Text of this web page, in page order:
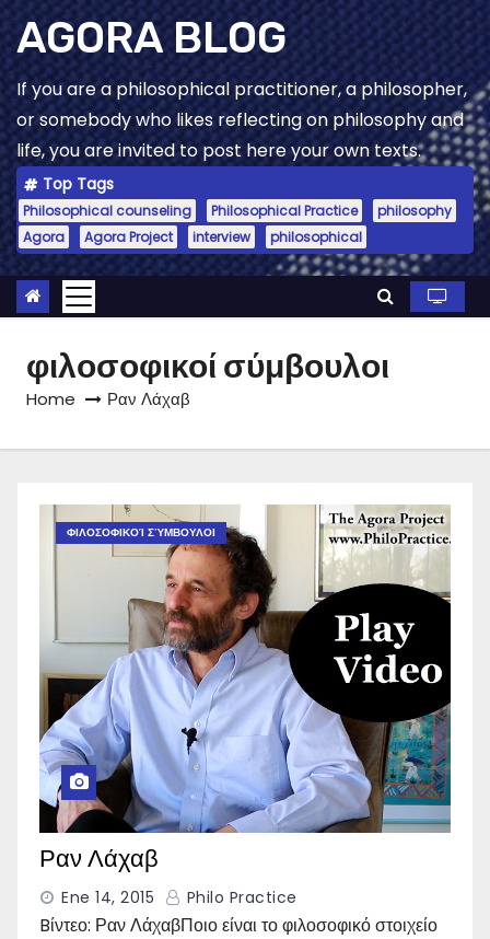
Skip
to
content
AGORA BLOG
If you are a philosophical practitioner, a philosopher,
or somebody who likes reflecting on philosophy and
life, you are invited to post here your own texts.
Top Tags
Philosophical counseling Philosophical Practice
philosophy
Agora
Agora Project interview philosophical
φιλοσοφικοί σύμβουλοι
Home Ραν Λάχαβ
ΦΙΛΟΣΟΦΙΚΟΊ ΣΎΜΒΟΥΛΟΙ
Ραν Λάχαβ
Ene 14, 2015 Philo Practice
Bίντεο: Ραν ΛάχαβΠοιο είναι το φιλοσοφικό στοιχείο